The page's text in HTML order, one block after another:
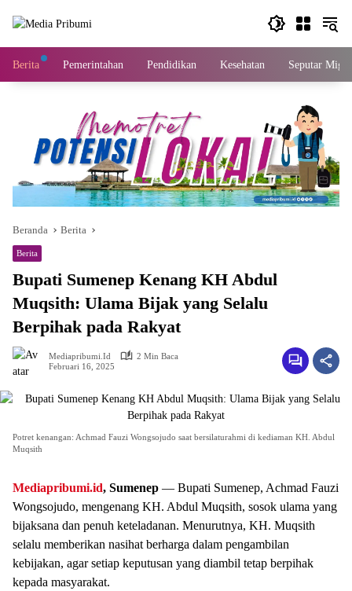
Berita Pemerintahan Pendidikan Kesehatan Seputar Migas
Beranda Berita
Berita
Bupati Sumenep Kenang KH Abdul
Muqsith: Ulama Bijak yang Selalu
Berpihak pada Rakyat
Mediapribumi.id
2 Min Baca
Februari 16, 2025
Potret kenangan: Achmad Fauzi Wongsojudo saat bersilaturahmi di kediaman KH. Abdul
Muqsith
Mediapribumi.id, Sumenep — Bupati Sumenep, Achmad Fauzi
Wongsojudo, mengenang KH. Abdul Muqsith, sosok ulama yang
bijaksana dan penuh keteladanan. Menurutnya, KH. Muqsith
selalu memberikan nasihat berharga dalam pengambilan
kebijakan, agar setiap keputusan yang diambil tetap berpihak
kepada masyarakat.